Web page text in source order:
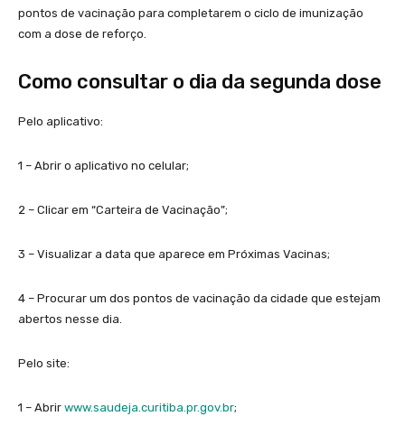
pontos de vacinação para completarem o ciclo de imunização
com a dose de reforço.
Como consultar o dia da segunda dose
Pelo aplicativo:
1 – Abrir o aplicativo no celular;
2 – Clicar em “Carteira de Vacinação”;
3 – Visualizar a data que aparece em Próximas Vacinas;
4 – Procurar um dos pontos de vacinação da cidade que estejam
abertos nesse dia.
Pelo site:
1 – Abrir www.saudeja.curitiba.pr.gov.br;